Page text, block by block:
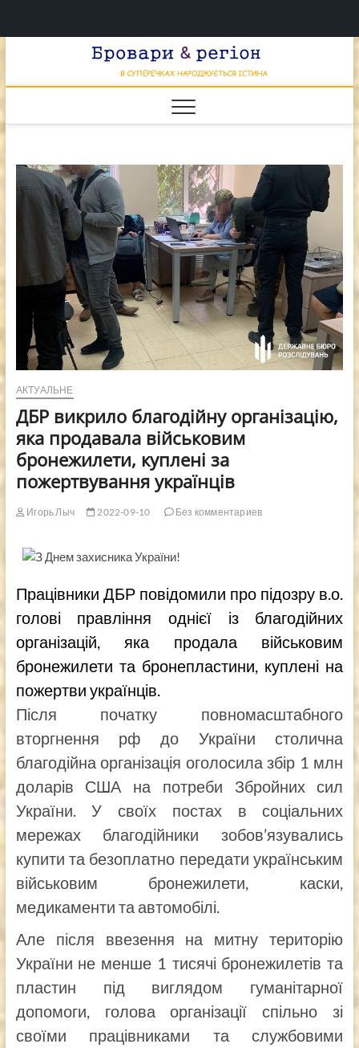
&
НАРОДЖУЄТЬСЯ
АКТУАЛЬНЕ
ДБР викрило благодійну організацію,
яка продавала військовим
бронежилети, куплені за
пожертвування українців
Игорь Лыч 2022-09-10 Без комментариев
Працівники ДБР повідомили про підозру в.о.
голові правління однієї із благодійних
організацій, яка продала військовим
бронежилети та бронепластини, куплені на
пожертви українців.
Після початку повномасштабного
вторгнення рф до України столична
благодійна організація оголосила збір 1 млн
доларів США на потреби Збройних сил
України. У своїх постах в соціальних
мережах благодійники зобов’язувались
купити та безоплатно передати українським
військовим бронежилети, каски,
медикаменти та автомобілі.
Але після ввезення на митну територію
України не менше 1 тисячі бронежилетів та
пластин під виглядом гуманітарної
допомоги, голова організації спільно зі
своїми працівниками та службовими